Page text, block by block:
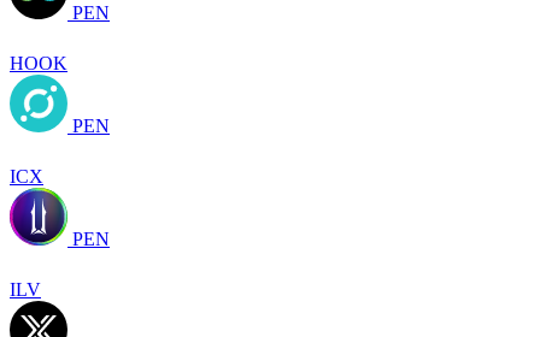
PEN
HOOK
PEN
ICX
PEN
ILV